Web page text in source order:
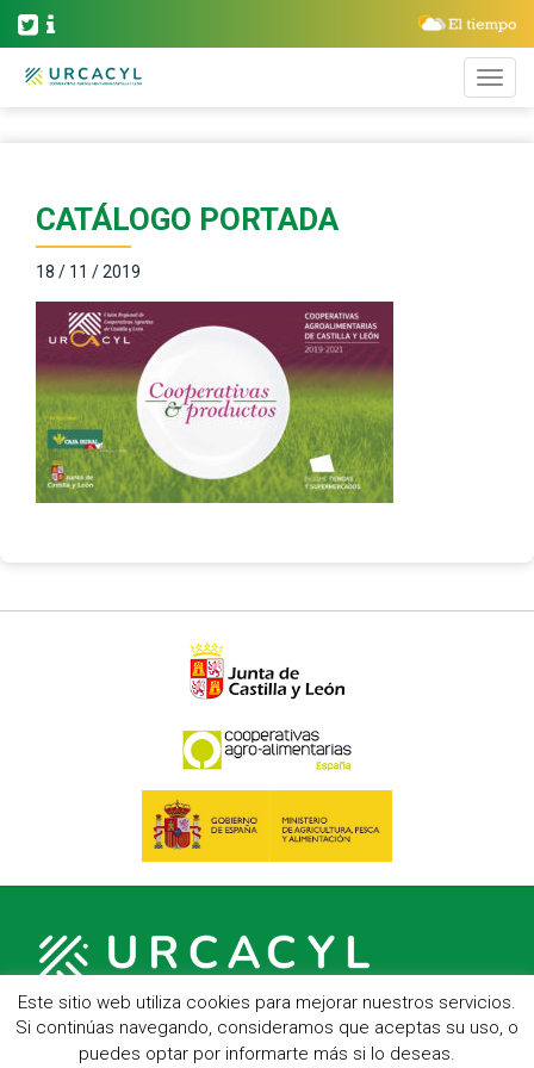
CATÁLOGO PORTADA
18 / 11 / 2019
Este sitio web utiliza cookies para mejorar nuestros servicios.
Si continúas navegando, consideramos que aceptas su uso, o
puedes optar por informarte más si lo deseas.